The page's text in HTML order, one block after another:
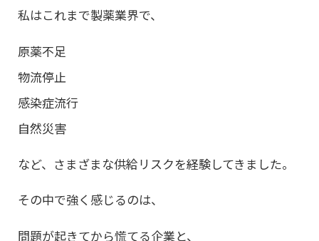
私はこれまで製薬業界で、
原薬不足
物流停止
感染症流行
自然災害
など、さまざまな供給リスクを経験してきました。
その中で強く感じるのは、
問題が起きてから慌てる企業と、